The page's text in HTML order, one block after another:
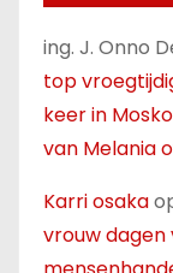
ing. J. Onno
top
keer in
van Melania
Karri osaka
vrouw